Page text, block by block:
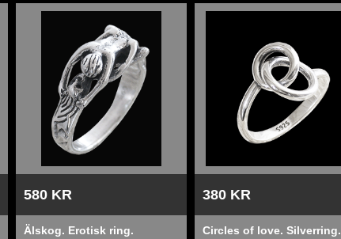
580 KR
Älskog. Erotisk ring.
380 KR
Circles of love. Silverring.